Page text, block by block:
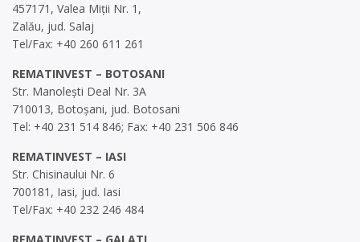
457171, Valea Miții Nr. 1,
Zalău, jud. Salaj
Tel/Fax: +40 260 611 261
REMATINVEST – BOTOSANI
Str. Manolești Deal Nr. 3A
710013, Botoșani, jud. Botosani
Tel: +40 231 514 846; Fax: +40 231 506 846
REMATINVEST – IASI
Str. Chisinaului Nr. 6
700181, Iasi, jud. Iasi
Tel/Fax: +40 232 246 484